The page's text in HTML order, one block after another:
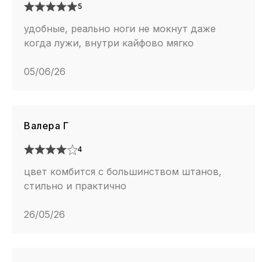
5
удобные, реально ноги не мокнут даже
когда лужи, внутри кайфово мягко
05/06/26
Валера Г
4
цвет комбится с большинством штанов,
стильно и практично
26/05/26